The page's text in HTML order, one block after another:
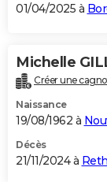
01/04/2025 à
Michelle
Créer une
Naissance
19/08/1962 à
Décès
21/11/2024 à